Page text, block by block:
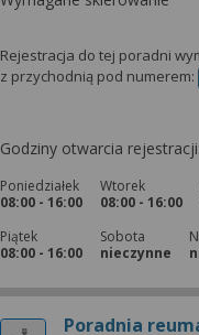
Rejestracja do tej poradni
z przychodnią pod numerem:
Godziny otwarcia rejestracji:
Poniedziałek
08:00 - 16:00
Wtorek
08:00 - 16:00
Piątek
08:00 - 16:00
Sobota
nieczynne
Poradnia